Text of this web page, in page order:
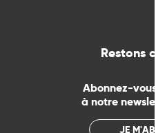
Restons
Abonnez-vous
à notre
JE